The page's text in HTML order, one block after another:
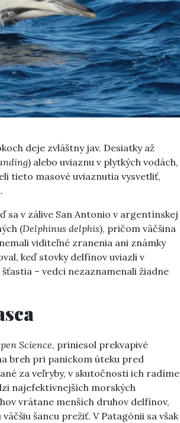
deje zvláštny jav. Desiatky až
) alebo uviaznu v plytkých vodách,
tieto masové uviaznutia vysvetliť,
sa v zálive San Antonio v argentínskej
(Delphinus delphis), pričom väčšina
viditeľné zranenia ani známky
keď stovky delfínov uviazli v
– vedci nezaznamenali žiadne
Science, priniesol prekvapivé
breh pri panickom úteku pred
za veľryby, v skutočnosti ich radíme
najefektívnejších morských
vrátane menších druhov delfínov,
šancu prežiť. V Patagónii sa však